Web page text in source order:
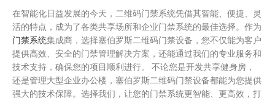
在智能化日益发展的今天，二维码门禁系统凭借其智能、便捷、灵
活的特点，成为了各类共享场所和企业门禁系统的最佳选择。作为
门禁系统集成商，选择塞伯罗斯二维码门禁设备，您不仅能为客户
提供高效、安全的门禁管理解决方案，还能通过我们的专业服务和
技术支持，确保您的项目顺利进行。 不论您是开发共享健身房，
还是管理大型企业办公楼，塞伯罗斯二维码门禁设备都能为您提供
强大的技术保障。选择我们，让您的门禁系统更智能、更高效，打